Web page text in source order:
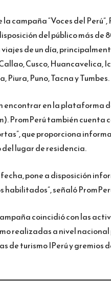
campaña “Voces del
del público más
de un día,
Cusco, Huancavelica,
Piura, Puno, Tacna y Tumbes.
en la plataforma
PromPerú también cuenta
que proporciona
lugar de residencia.
pone a disposición
señaló
coincidió con las
realizadas a nivel
de turismo IPerú y gremios